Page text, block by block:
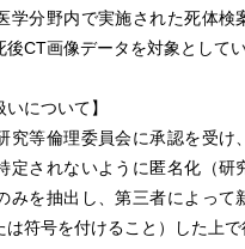
学分野内で実施された死体検
CT画像データを対象としてい
いについて】
究等倫理委員会に承認を受け
定されないように匿名化（研
みを抽出し、第三者によって
符号を付けること）した上で